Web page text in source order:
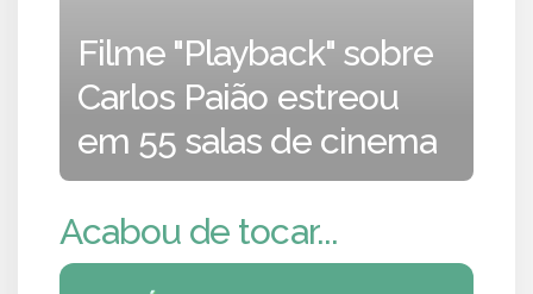
Filme "Playback" sobre
Carlos Paião estreou
em 55 salas de cinema
Acabou de tocar...